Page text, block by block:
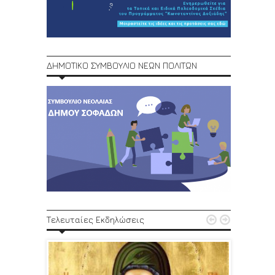
ΔΗΜΟΤΙΚΟ ΣΥΜΒΟΥΛΙΟ ΝΕΩΝ ΠΟΛΙΤΩΝ
Τελευταίες Εκδηλώσεις  